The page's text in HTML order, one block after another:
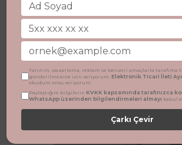
Tanıtım, pazarlama, reklam ve benzeri amaçlarla
gönderilmesine izin veriyorum. Elektronik Ticari İleti
okudum onay veriyorum.
Paylaştığım bilgilerin KVKK kapsamında tarafınızca
WhatsApp üzerinden bilgilendirmeleri almayı kabul
Çarkı Çevir